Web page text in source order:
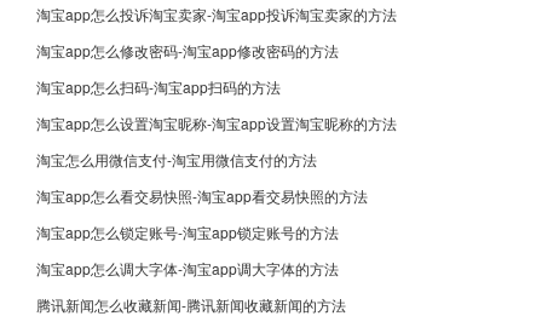
淘宝app怎么投诉淘宝卖家-淘宝app投诉淘宝卖家的方法
淘宝app怎么修改密码-淘宝app修改密码的方法
淘宝app怎么扫码-淘宝app扫码的方法
淘宝app怎么设置淘宝昵称-淘宝app设置淘宝昵称的方法
淘宝怎么用微信支付-淘宝用微信支付的方法
淘宝app怎么看交易快照-淘宝app看交易快照的方法
淘宝app怎么锁定账号-淘宝app锁定账号的方法
淘宝app怎么调大字体-淘宝app调大字体的方法
腾讯新闻怎么收藏新闻-腾讯新闻收藏新闻的方法